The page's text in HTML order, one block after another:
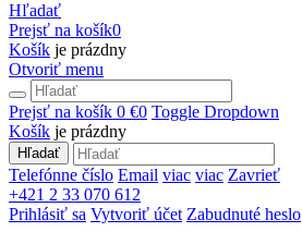
Hľadať
Prejsť na košík0
Košík je prázdny
Otvoriť menu
Prejsť na košík 0 €0 Toggle Dropdown
Košík je prázdny
Hľadať
Telefónne číslo Email viac viac Zavrieť
+421 2 33 070 612
Prihlásiť sa Vytvoriť účet Zabudnuté heslo